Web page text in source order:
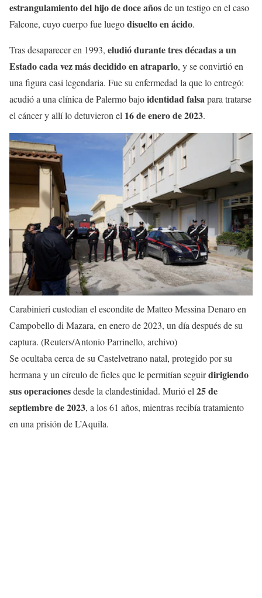
estrangulamiento del hijo de doce añosde un testigo en el caso
Falcone, cuyo cuerpo fue luegodisuelto en ácido.
Tras desaparecer en 1993, eludió durante tres décadas a un
Estado cada vez más decidido en atraparlo, y se convirtió en
una figura casi legendaria. Fue su enfermedad la que lo entregó:
acudió a una clínica de Palermo bajoidentidad falsapara tratarse
el cáncer y allí lo detuvieron el 16 de enero de 2023.
Carabinieri custodian el escondite de Matteo Messina Denaro en
Campobello di Mazara, en enero de 2023, un día después de su
captura. (Reuters/Antonio Parrinello, archivo)
Se ocultaba cerca de su Castelvetrano natal, protegido por su
hermana y un círculo de fieles que le permitían seguirdirigiendo
sus operacionesdesde la clandestinidad. Murió el 25 de
septiembre de 2023, a los 61 años, mientras recibía tratamiento
en una prisión de L’Aquila.